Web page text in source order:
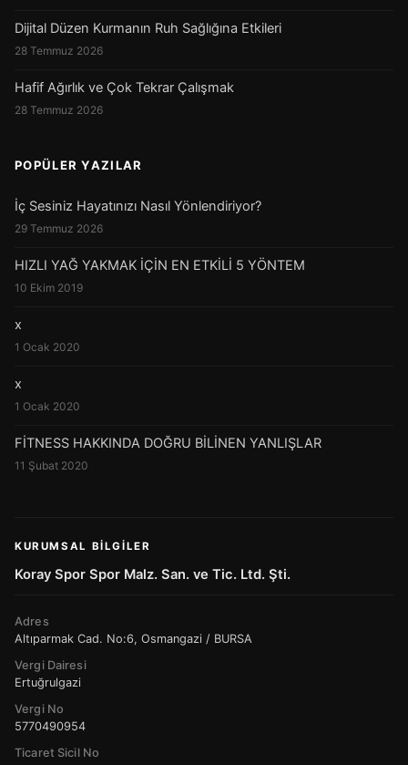
Dijital Düzen Kurmanın Ruh Sağlığına Etkileri
28 Temmuz 2026
Hafif Ağırlık ve Çok Tekrar Çalışmak
28 Temmuz 2026
POPÜLER YAZILAR
İç Sesiniz Hayatınızı Nasıl Yönlendiriyor?
29 Temmuz 2026
HIZLI YAĞ YAKMAK İÇİN EN ETKİLİ 5 YÖNTEM
10 Ekim 2019
x
1 Ocak 2020
x
1 Ocak 2020
FİTNESS HAKKINDA DOĞRU BİLİNEN YANLIŞLAR
11 Şubat 2020
KURUMSAL BILGILER
Koray Spor Spor Malz. San. ve Tic. Ltd. Şti.
Adres
Altıparmak Cad. No:6, Osmangazi / BURSA
Vergi Dairesi
Ertuğrulgazi
Vergi No
5770490954
Ticaret Sicil No